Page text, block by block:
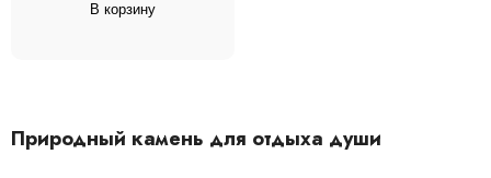
В корзину
Природный камень для отдыха души